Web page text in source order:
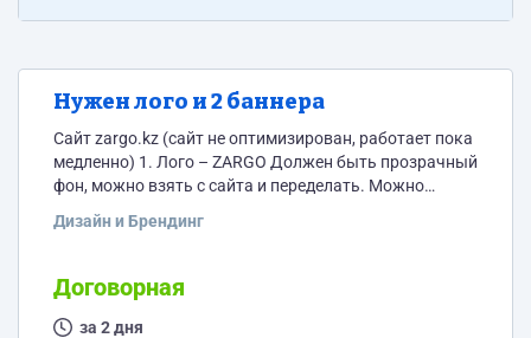
Нужен лого и 2 баннера
Сайт zargo.kz (сайт не оптимизирован, работает пока
медленно) 1. Лого – ZARGO Должен быть прозрачный
фон, можно взять с сайта и переделать. Можно
баннера, из категории инструменты. Размер
1ый “Более 100 000 товаров на zargo.kz” - 2ой
“Оригинальные подарки на zargo.kz” пример -
Дизайн и Брендинг
Договорная
за 2 дня